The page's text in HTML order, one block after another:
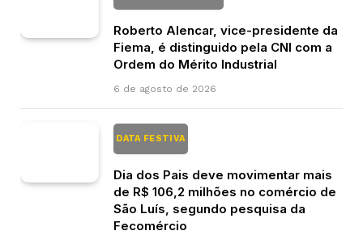
Roberto Alencar, vice-presidente da
Fiema, é distinguido pela CNI com a
Ordem do Mérito Industrial
6 de agosto de 2026
DATA FESTIVA
Dia dos Pais deve movimentar mais
de R$ 106,2 milhões no comércio de
São Luís, segundo pesquisa da
Fecomércio